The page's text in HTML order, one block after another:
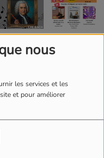
nous
les services et les
et pour améliorer